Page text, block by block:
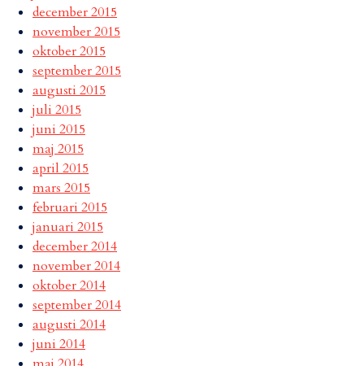
december 2015
november 2015
oktober 2015
september 2015
augusti 2015
juli 2015
juni 2015
maj 2015
april 2015
mars 2015
februari 2015
januari 2015
december 2014
november 2014
oktober 2014
september 2014
augusti 2014
juni 2014